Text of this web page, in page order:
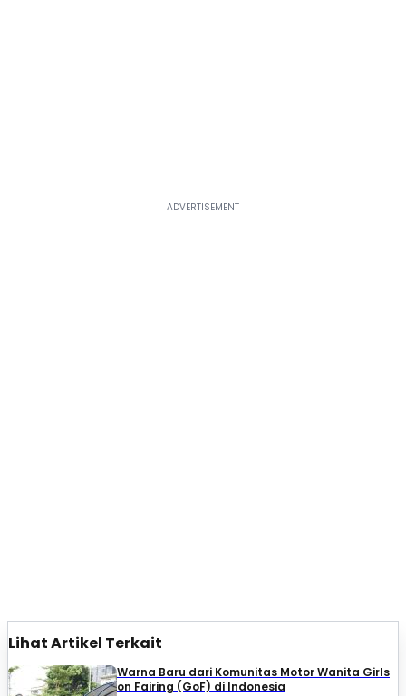
Lihat Artikel Terkait
Warna Baru dari Komunitas Motor Wanita Girls
on Fairing (GoF) di Indonesia